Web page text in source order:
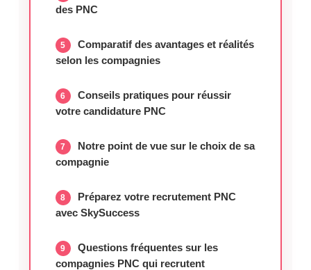
des PNC
Comparatif des avantages et réalités
selon les compagnies
Conseils pratiques pour réussir
votre candidature PNC
Notre point de vue sur le choix de sa
compagnie
Préparez votre recrutement PNC
avec SkySuccess
Questions fréquentes sur les
compagnies PNC qui recrutent